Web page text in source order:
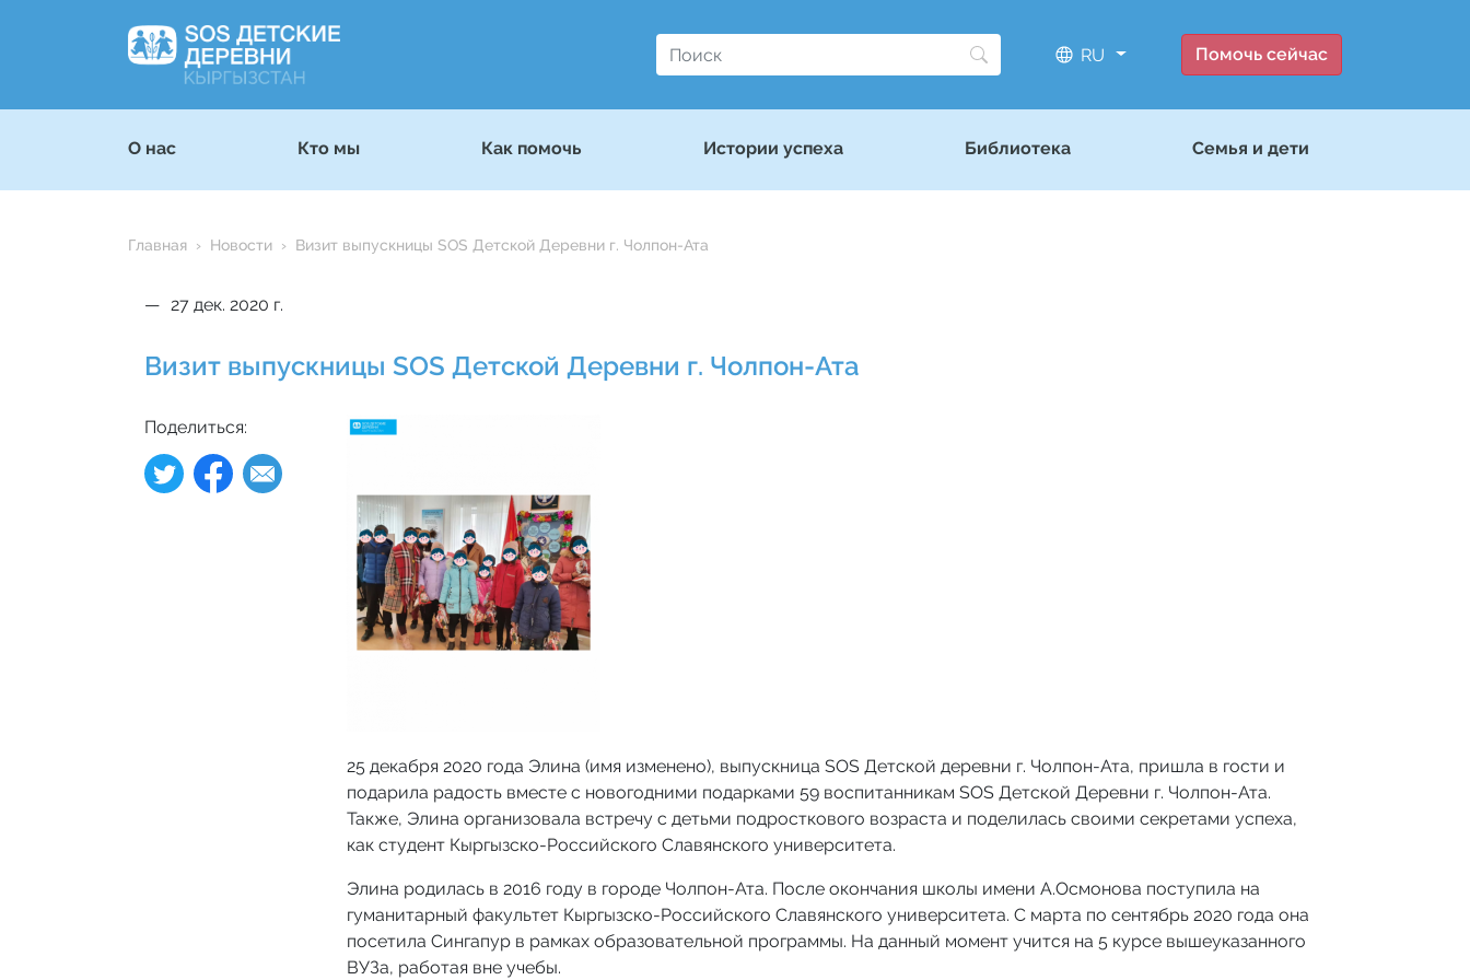
RU Помочь сейчас
О нас Кто мы Как помочь Истории успеха Библиотека Семья и дети
Главная Новости Визит выпускницы SOS Детской Деревни г. Чолпон-Ата
27 дек. 2020 г.
Визит выпускницы SOS Детской Деревни г. Чолпон-Ата
Поделиться:
25 декабря 2020 года Элина (имя изменено), выпускница SOS Детской деревни г. Чолпон-Ата, пришла в гости и
подарила радость вместе с новогодними подарками 59 воспитанникам SOS Детской Деревни г. Чолпон-Ата.
Также, Элина организовала встречу с детьми подросткового возраста и поделилась своими секретами успеха,
как студент Кыргызско-Российского Славянского университета.
Элина родилась в 2016 году в городе Чолпон-Ата. После окончания школы имени А.Осмонова поступила на
гуманитарный факультет Кыргызско-Российского Славянского университета. С марта по сентябрь 2020 года она
посетила Сингапур в рамках образовательной программы. На данный момент учится на 5 курсе вышеуказанного
ВУЗа, работая вне учебы.